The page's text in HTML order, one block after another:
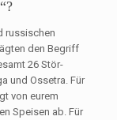
russischen
den Begriff
26 Stör-
und Ossetra. Für
von eurem
Speisen ab. Für